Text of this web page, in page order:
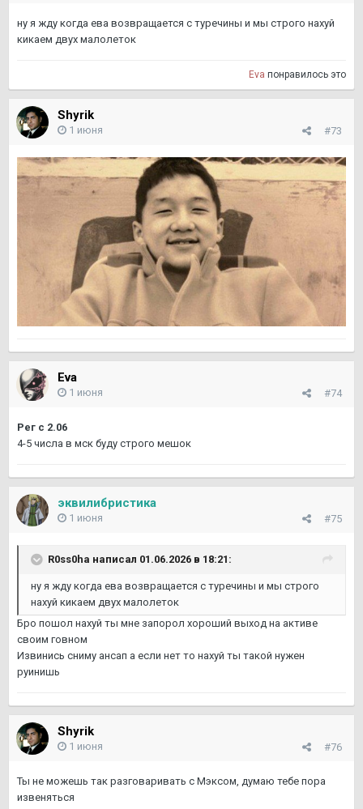
ну я жду когда ева возвращается с туречины и мы строго нахуй
кикаем двух малолеток
Eva понравилось это
Shyrik
#73
1 июня
Eva
#74
1 июня
Рег с 2.06
4-5 числа в мск буду строго мешок
эквилибристика
#75
1 июня
R0ss0ha написал 01.06.2026 в 18:21:
ну я жду когда ева возвращается с туречины и мы строго
нахуй кикаем двух малолеток
Бро пошол нахуй ты мне запорол хороший выход на активе
своим говном
Извинись сниму ансап а если нет то нахуй ты такой нужен
руинишь
Shyrik
#76
1 июня
Ты не можешь так разговаривать с Мэксом, думаю тебе пора
извеняться